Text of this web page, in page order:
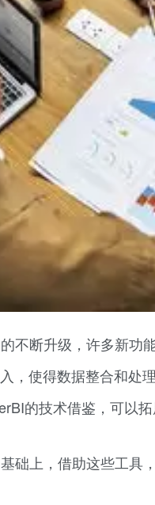
不断升级，许多新功
，使得数据整合和处
的技术借鉴，可以拓
础上，借助这些工具